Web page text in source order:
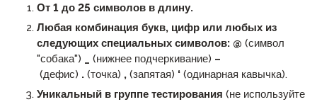
От 1 до 25 символов в длину.
Любая комбинация букв, цифр или любых из
следующих специальных символов: @ (символ
"собака")
(нижнее подчеркивание) –
(дефис) . (точка) , (запятая) ‘ (одинарная кавычка).
Уникальный в группе тестирования (не используйте